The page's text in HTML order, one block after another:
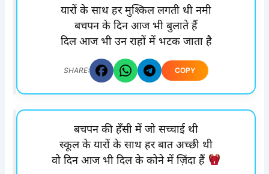
यारों के साथ हर मुश्किल लगती थी नमी
बचपन के दिन आज भी बुलाते हैं
दिल आज भी उन राहों में भटक जाता है
SHARE: COPY
बचपन की हँसी में जो सच्चाई थी
स्कूल के यारों के साथ हर बात अच्छी थी
वो दिन आज भी दिल के कोने में ज़िंदा हैं